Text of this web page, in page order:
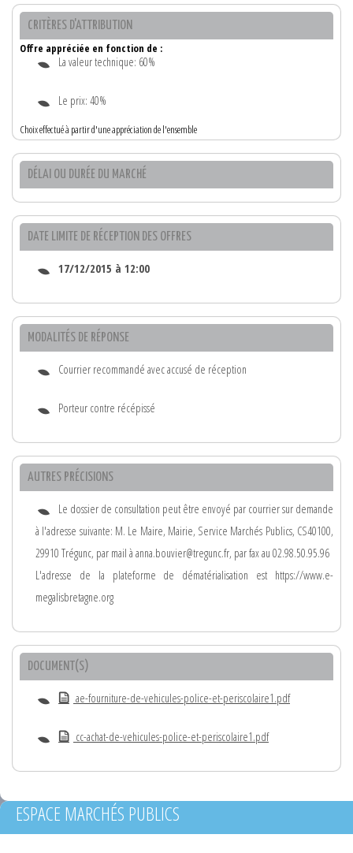
CRITÈRES D'ATTRIBUTION
Offre appréciée en fonction de :
La valeur technique: 60%
Le prix: 40%
Choix effectué à partir d'une appréciation de l'ensemble
DÉLAI OU DURÉE DU MARCHÉ
DATE LIMITE DE RÉCEPTION DES OFFRES
17/12/2015 à 12:00
MODALITÉS DE RÉPONSE
Courrier recommandé avec accusé de réception
Porteur contre récépissé
AUTRES PRÉCISIONS
Le dossier de consultation peut être envoyé par courrier sur demande
à l'adresse suivante: M. Le Maire, Mairie, Service Marchés Publics, CS40100,
29910 Trégunc, par mail à anna.bouvier@tregunc.fr, par fax au 02.98.50.95.96
L'adresse de la plateforme de dématérialisation est https://www.e-
megalisbretagne.org
DOCUMENT(S)
ae-fourniture-de-vehicules-police-et-periscolaire1.pdf
cc-achat-de-vehicules-police-et-periscolaire1.pdf
ESPACE MARCHÉS PUBLICS